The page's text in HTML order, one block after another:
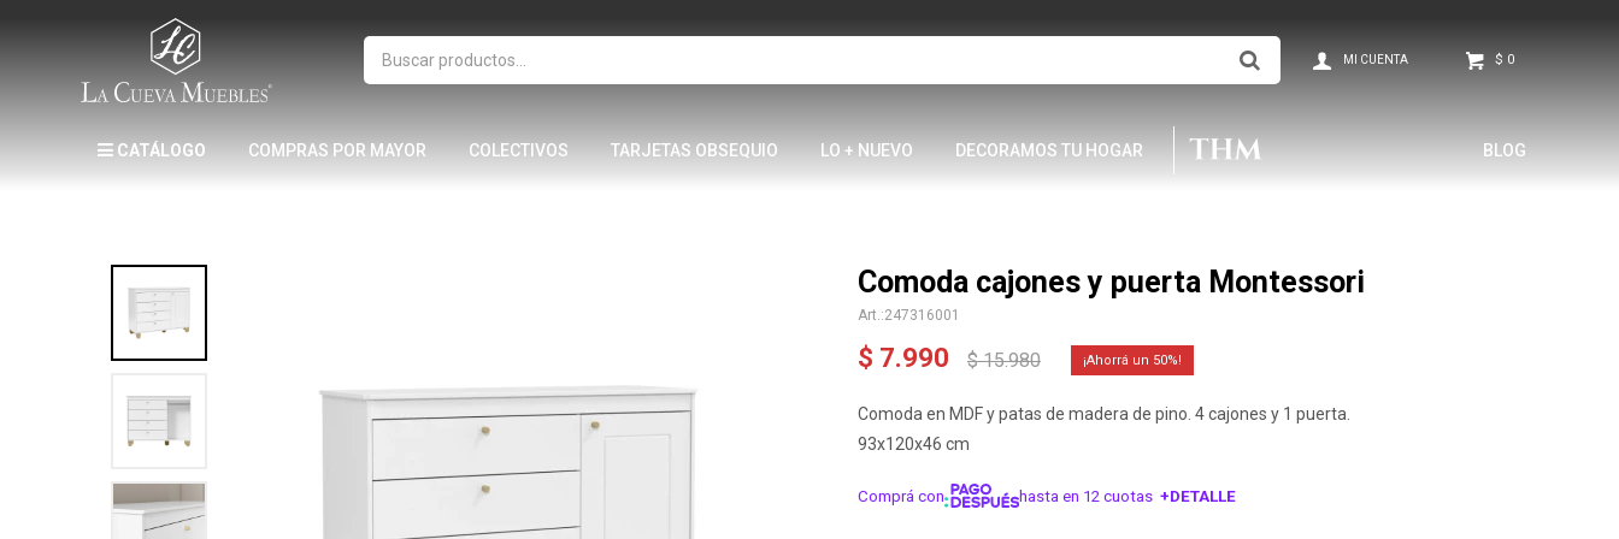
CATÁLOGO COMPRAS POR MAYOR COLECTIVOS TARJETAS OBSEQUIO LO + NUEVO DECORAMOS TU HOGAR BLOG
$ 0
Comoda cajones y puerta Montessori
247316001
$ 7.990 $ 15.980 50
Comoda en MDF y patas de madera de pino. 4 cajones y 1 puerta.
93x120x46 cm
Comprá con hasta en 12 cuotas +DETALLE